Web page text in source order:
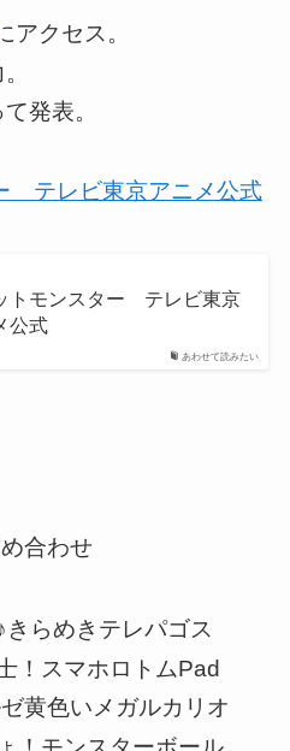
アクセス。
発表。
テレビ東京アニメ公式
あわせて読みたい
トモンスター テレビ東京
公式
合わせ
らめきテレパゴス
！スマホロトムPad
黄色いメガルカリオ